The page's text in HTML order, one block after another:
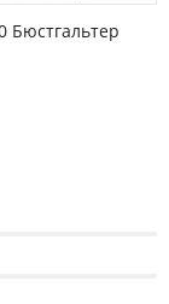
Бюстгальтер